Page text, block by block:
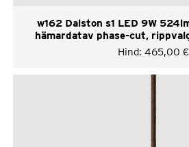
w162 Dalston s1 LED 9W
hämardatav phase-cut,
Hind: 465,00 €